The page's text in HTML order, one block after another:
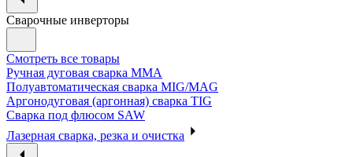
Сварочные инверторы
Смотреть все товары
Ручная дуговая сварка MMA
Полуавтоматическая сварка MIG/MAG
Аргонодуговая (аргонная) сварка TIG
Сварка под флюсом SAW
Лазерная сварка, резка и очистка